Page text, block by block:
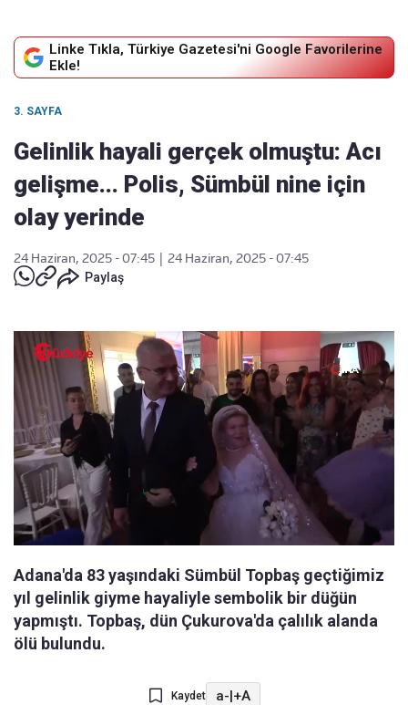
Linke Tıkla, Türkiye Gazetesi'ni Google Favorilerine
Ekle!
3. SAYFA
Gelinlik hayali gerçek olmuştu: Acı
gelişme... Polis, Sümbül nine için
olay yerinde
24 Haziran, 2025 - 07:45
24 Haziran, 2025 - 07:45
Paylaş
Adana'da 83 yaşındaki Sümbül Topbaş geçtiğimiz
yıl gelinlik giyme hayaliyle sembolik bir düğün
yapmıştı. Topbaş, dün Çukurova'da çalılık alanda
ölü bulundu.
Kaydet a-|+A